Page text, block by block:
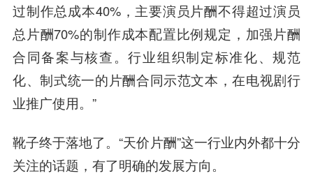
过制作总成本40%，主要演员片酬不得超过演员
总片酬70%的制作成本配置比例规定，加强片酬
合同备案与核查。行业组织制定标准化、规范
化、制式统一的片酬合同示范文本，在电视剧行
业推广使用。”
靴子终于落地了。“天价片酬”这一行业内外都十分
关注的话题，有了明确的发展方向。